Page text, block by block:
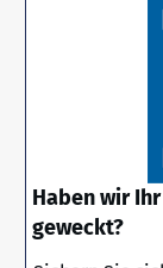
Haben wir Ihr
geweckt?